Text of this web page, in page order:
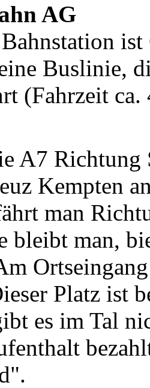
AG
Buslinie,
(Fahrzeit
A7 Richtung
Kempten
man
bleibt man,
Platz ist
es im Tal